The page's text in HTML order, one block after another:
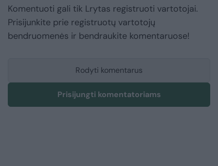
Komentuoti gali tik Lrytas registruoti vartotojai.
Prisijunkite prie registruotų vartotojų
bendruomenės ir bendraukite komentaruose!
Rodyti komentarus
Prisijungti komentatoriams